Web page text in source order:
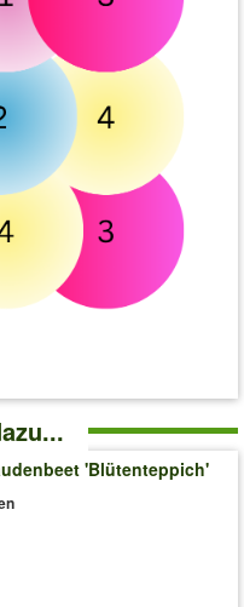
'Blütenteppich'